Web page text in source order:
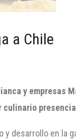
a Chile
y empresas
culinario
y desarrollo en la